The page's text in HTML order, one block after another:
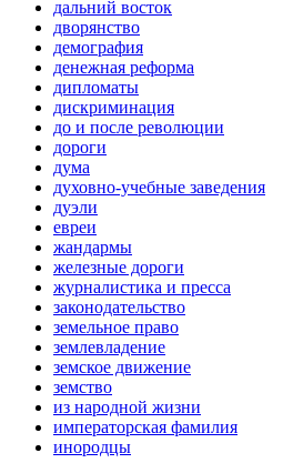
дальний восток
дворянство
демография
денежная реформа
дипломаты
дискриминация
до и после революции
дороги
дума
духовно-учебные заведения
дуэли
евреи
жандармы
железные дороги
журналистика и пресса
законодательство
земельное право
землевладение
земское движение
земство
из народной жизни
императорская фамилия
инородцы